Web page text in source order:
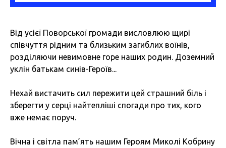
Від усієї Поворської громади висловлюю щирі
співчуття рідним та близьким загиблих воїнів,
розділяючи невимовне горе наших родин. Доземний
уклін батькам синів-Героїв...
Нехай вистачить сил пережити цей страшний біль і
зберегти у серці найтепліші спогади про тих, кого
вже немає поруч.
Вічна і світла пам’ять нашим Героям Миколі Кобрину